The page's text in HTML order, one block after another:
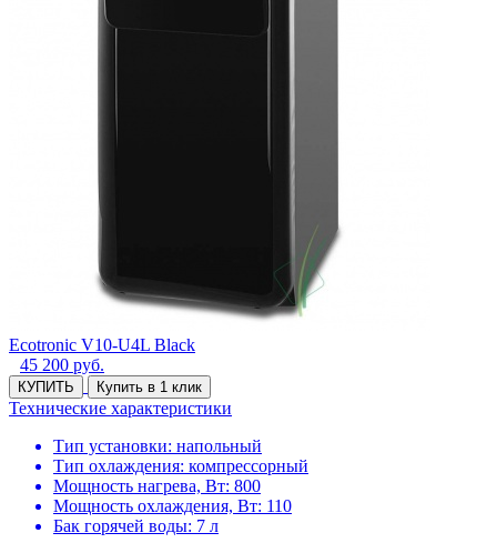
Ecotronic V10-U4L Black
45 200 руб.
КУПИТЬ Купить в 1 клик
Технические характеристики
Тип установки: напольный
Тип охлаждения: компрессорный
Мощность нагрева, Вт: 800
Мощность охлаждения, Вт: 110
Бак горячей воды: 7 л